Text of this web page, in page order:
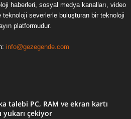
haberleri, sosyal medya kanalları, video
teknoloji severlerle buluşturan bir teknoloji
platformudur.
info@gezegende.com
talebi PC, RAM ve ekran kartı
yukarı çekiyor